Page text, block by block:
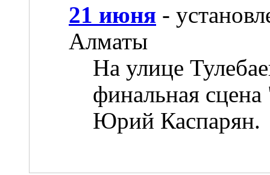
21 июня -
Алматы
На улице
финальная
Юрий Каспарян.